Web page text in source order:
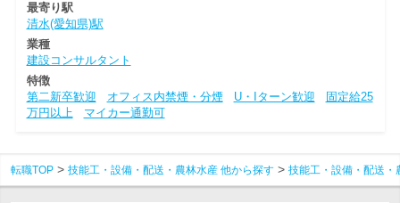
最寄り駅
清水(愛知県)駅
業種
建設コンサルタント
特徴
第二新卒歓迎
オフィス内禁煙・分煙 U・Iターン歓迎
固定給25
万円以上
マイカー通勤可
転職TOP 技能工・設備・配送・農林水産 他から探す 技能工・設備・配送・